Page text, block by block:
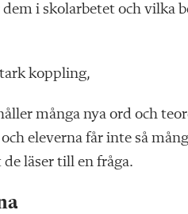
i skolarbetet och vilka
koppling,
många nya ord och
eleverna får inte så
läser till en fråga.